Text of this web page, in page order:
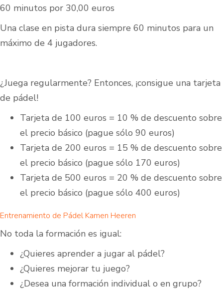
60 minutos por 30,00 euros
Una clase en pista dura siempre 60 minutos para un
máximo de 4 jugadores.
¿Juega regularmente? Entonces, ¡consigue una tarjeta
de pádel!
Tarjeta de 100 euros = 10 % de descuento sobre
el precio básico (pague sólo 90 euros)
Tarjeta de 200 euros = 15 % de descuento sobre
el precio básico (pague sólo 170 euros)
Tarjeta de 500 euros = 20 % de descuento sobre
el precio básico (pague sólo 400 euros)
Entrenamiento de Pádel Kamen Heeren
No toda la formación es igual:
¿Quieres aprender a jugar al pádel?
¿Quieres mejorar tu juego?
¿Desea una formación individual o en grupo?